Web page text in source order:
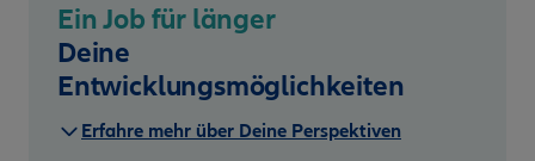
Ein Job für länger
Deine
Entwicklungsmöglichkeiten
Erfahre mehr über Deine Perspektiven